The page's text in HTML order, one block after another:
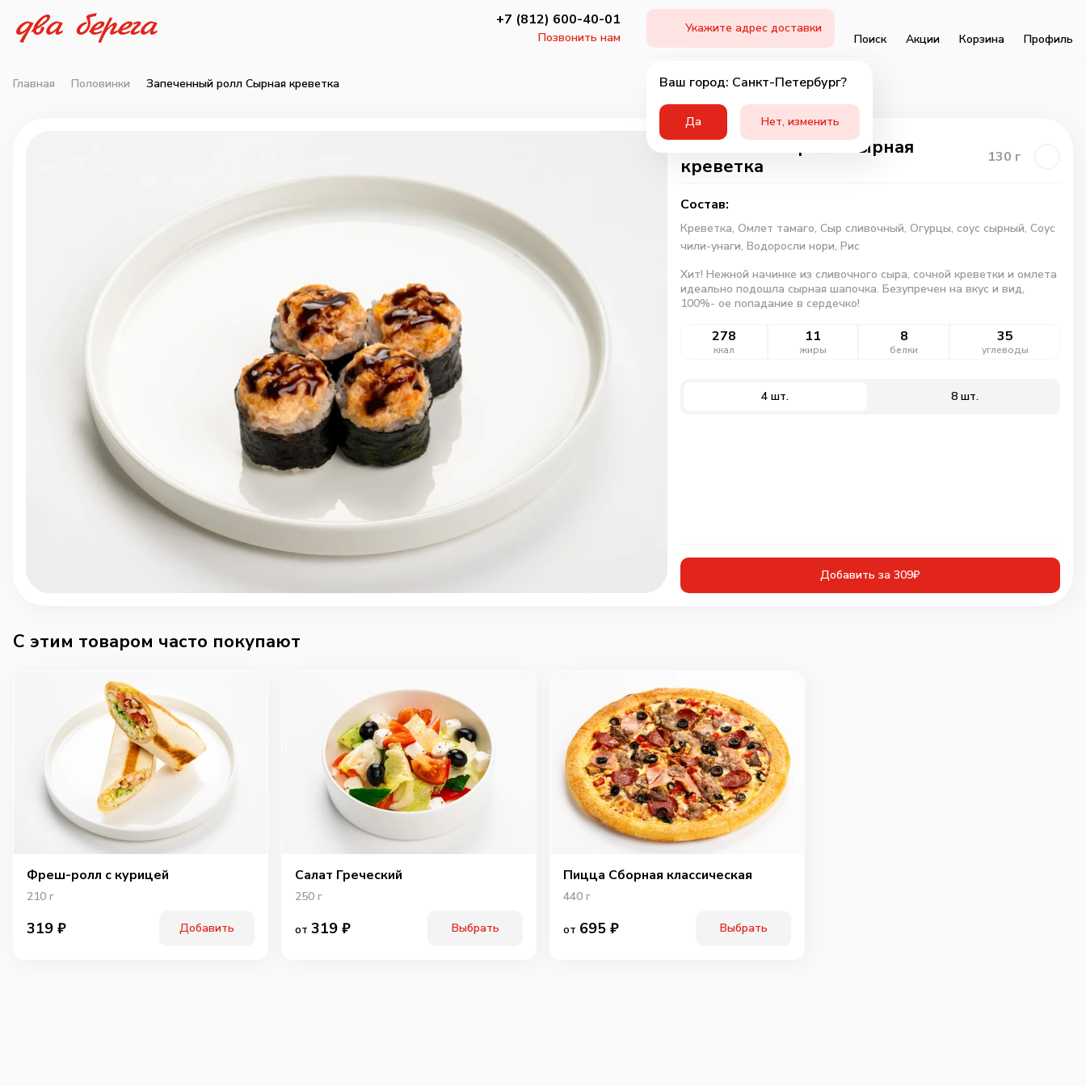
+7 (812) 600-40-01
Позвонить нам
Укажите адрес доставки
Ваш город: Санкт-Петербург?
Да Нет, изменить
Поиск Акции Корзина Профиль
Главная Половинки Запеченный ролл Сырная креветка
Запеченный ролл Сырная
креветка
130 г
Состав:
Креветка, Омлет тамаго, Сыр сливочный, Огурцы, соус сырный, Соус
чили-унаги, Водоросли нори, Рис
Хит! Нежной начинке из сливочного сыра, сочной креветки и омлета
идеально подошла сырная шапочка. Безупречен на вкус и вид,
100%- ое попадание в сердечко!
278
ккал
11
жиры
8
белки
35
углеводы
4 шт. 8 шт.
Добавить за 309₽
C этим товаром часто покупают
Фреш-ролл с курицей
210 г
319 ₽ Добавить
Салат Греческий
250 г
от 319 ₽ Выбрать
Пицца Сборная классическая
440 г
от 695 ₽ Выбрать